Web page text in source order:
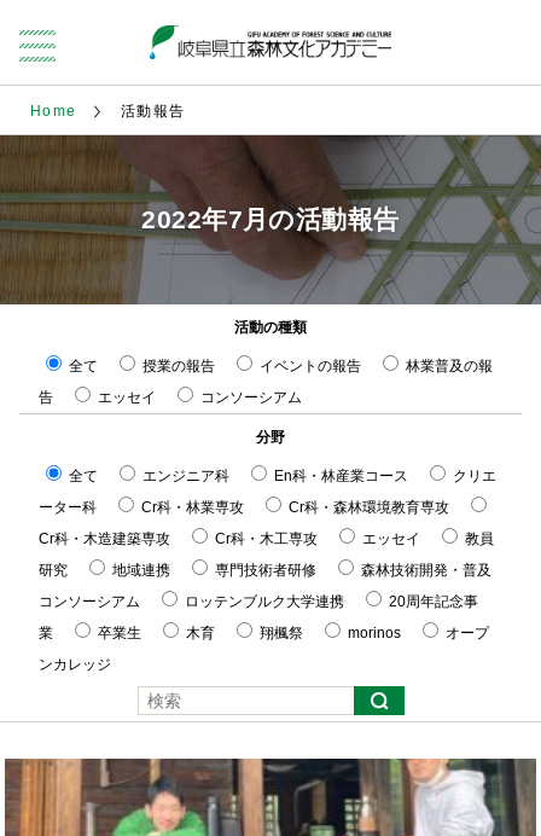
Home 活動報告
2022年7月の活動報告
活動の種類
全て 授業の報告 イベントの報告
林業普及の報
告
エッセイ コンソーシアム
分野
全て エンジニア科 En科・林産業コース
クリエ
ーター科
Cr科・林業専攻
Cr科・森林環境教育専攻
Cr科・木造建築専攻
Cr科・木工専攻 エッセイ
教員
研究
地域連携 専門技術者研修
森林技術開発・普及
コンソーシアム
ロッテンブルク大学連携
20周年記念事
業
卒業生 木育 翔楓祭 morinos
オープ
ンカレッジ